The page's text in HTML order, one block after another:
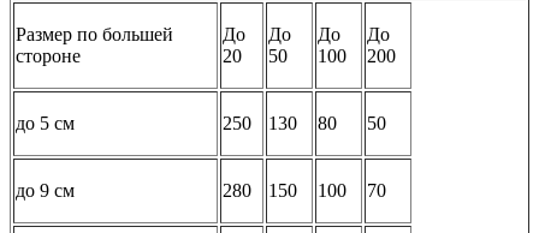
Размер по большей
стороне
До
20
До
50
До
100
До
200
до 5 см 250 130 80 50
до 9 см 280 150 100 70